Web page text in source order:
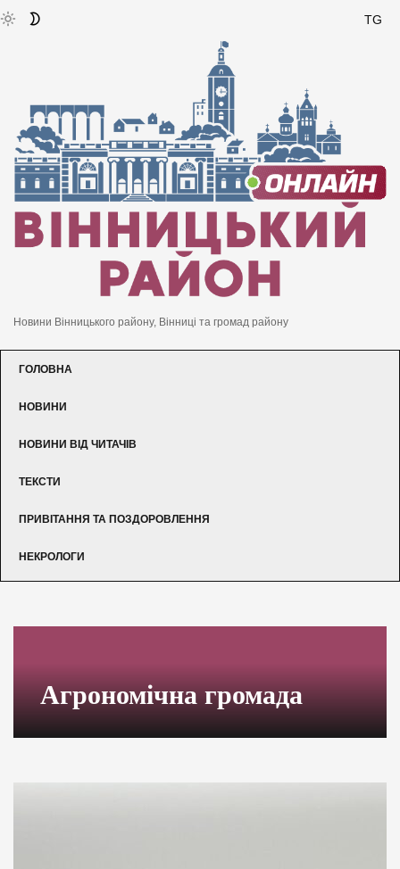
TG
Новини Вінницького району, Вінниці та громад району
ГОЛОВНА
НОВИНИ
НОВИНИ ВІД ЧИТАЧІВ
ТЕКСТИ
ПРИВІТАННЯ ТА ПОЗДОРОВЛЕННЯ
НЕКРОЛОГИ
Агрономічна громада